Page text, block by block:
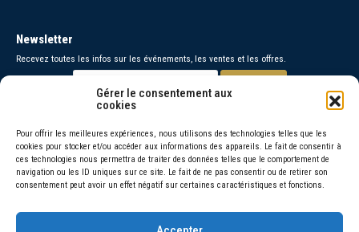
Gérer le consentement aux
cookies
Pour offrir les meilleures expériences, nous utilisons des technologies telles que les
cookies pour stocker et/ou accéder aux informations des appareils. Le fait de consentir à
ces technologies nous permettra de traiter des données telles que le comportement de
navigation ou les ID uniques sur ce site. Le fait de ne pas consentir ou de retirer son
consentement peut avoir un effet négatif sur certaines caractéristiques et fonctions.
Newsletter
Recevez toutes les infos sur les événements, les ventes et les offres.
Contact
06 30 26 95 48 =
06 66 46 72 92 =